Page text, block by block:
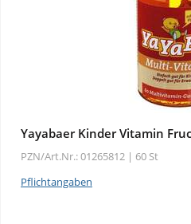
Yayabaer Kinder Vitamin
PZN/Art.Nr.: 01265812 | 60 St
Pflichtangaben